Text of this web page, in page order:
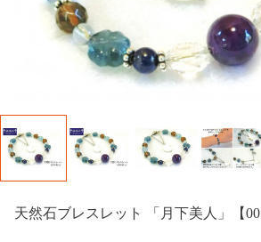
天然石ブレスレット 「月下美人」【